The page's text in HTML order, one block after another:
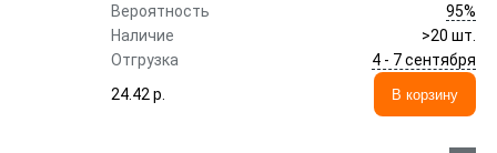
Вероятность
95%
Наличие
>20 шт.
Отгрузка
4 - 7 сентября
24.42 p.
В корзину